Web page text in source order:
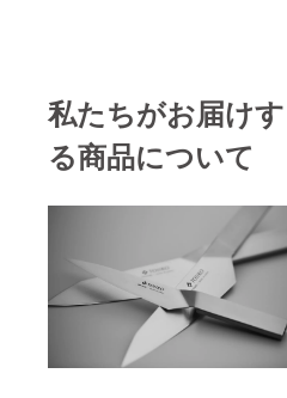
私たちがお届けす
る商品について